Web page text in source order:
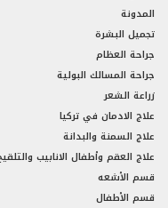
المدونة
تجميل البشرة
جراحة العظام
جراحة المسالك البولية
زراعة الشعر
علاج الادمان في تركيا
علاج السمنة والبدانة
علاج العقم وأطفال الانابيب
قسم الأشعه
قسم الأطفال